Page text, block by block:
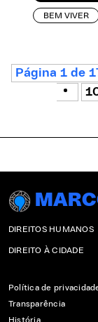
BEM VIVER
Página 1 de
DIREITOS HUMANOS
DIREITO À CIDADE
Política de
Transparência
História